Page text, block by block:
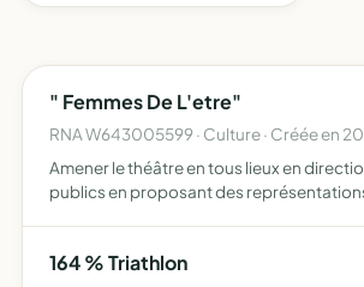
" Femmes De L'etre"
RNA W643005599 · Culture · Créée en
Amener le théâtre en tous lieux en
publics en proposant des
françai…
164 % Triathlon